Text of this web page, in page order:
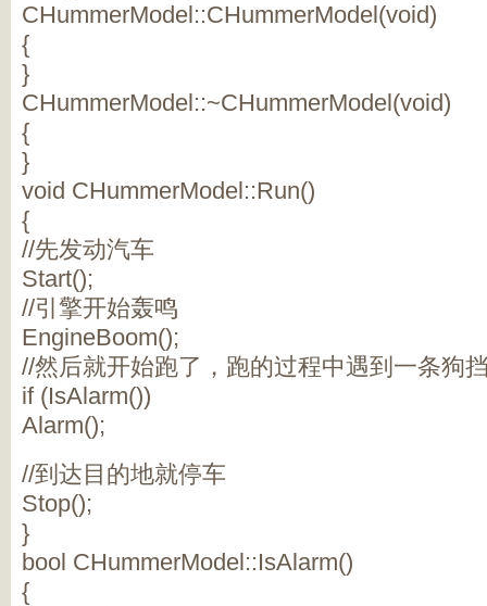
CHummerModel::CHummerModel(void)
{
}
CHummerModel::~CHummerModel(void)
{
}
void CHummerModel::Run()
{
//先发动汽车
Start();
//引擎开始轰鸣
EngineBoom();
//然后就开始跑了，跑的过程中遇到一条狗
if (IsAlarm())
Alarm();
//到达目的地就停车
Stop();
}
bool CHummerModel::IsAlarm()
{